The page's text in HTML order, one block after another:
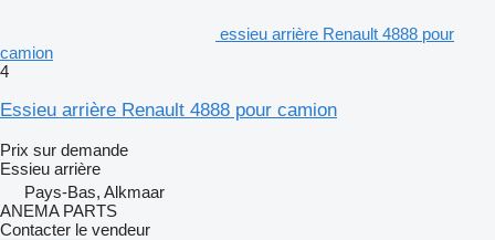
essieu arrière Renault 4888 pour
camion
4
Essieu arrière Renault 4888 pour camion
Prix sur demande
Essieu arrière
Pays-Bas, Alkmaar
ANEMA PARTS
Contacter le vendeur